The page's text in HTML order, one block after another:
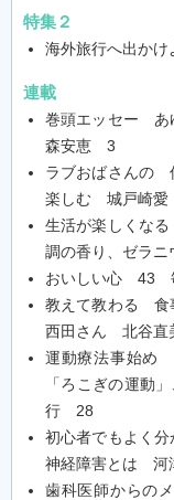
特集２
海外旅行へ出か
連載
巻頭エッセー あ
森安恵 3
ラブおばさんの
楽しむ 城戸崎
生活が楽しくな
調の香り、ゼラ
おいしい心 43
教えて教わる 食
西田さん 北谷
運動療法事始
「ろこぎの運動
行 28
初心者でもよく
神経障害とは
歯科医師からの